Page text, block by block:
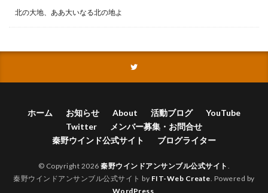
北の大地、ああ大いなる北の地よ
ホーム お知らせ About 活動ブログ
YouTube
Twitter
メンバー募集・お問合せ
秦野ウインド公式サイト
ブログライター
© Copyright 2026秦野ウインドアンサンブル公式サイト
秦野ウインドアンサンブル公式サイト by FIT-Web Create . Powered by
WordPress